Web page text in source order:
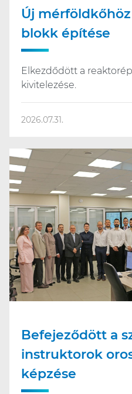
Új
blokk építése
Elkezdődött a
kivitelezése.
2026.07.31.
Befejeződött a
instruktorok
képzése